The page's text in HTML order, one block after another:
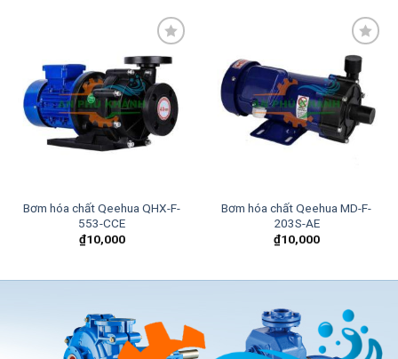
Add to
wishlist
Bơm hóa chất Qeehua QHX-F-
553-CCE
₫10,000
Add to
wishlist
Bơm hóa chất Qeehua MD-F-
203S-AE
₫10,000